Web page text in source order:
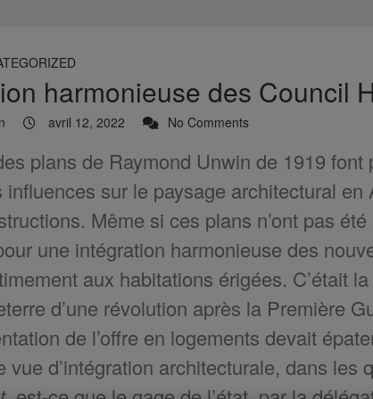
harmonieuse des Council
avril 12, 2022 No Comments
plans de Raymond Unwin de 1919
influences sur le paysage architectural
Même si ces plans n’ont pas
une intégration harmonieuse des
aux habitations érigées. C’était
d’une révolution après la Première
de l’offre en logements devait
vue d’intégration architecturale, dans les